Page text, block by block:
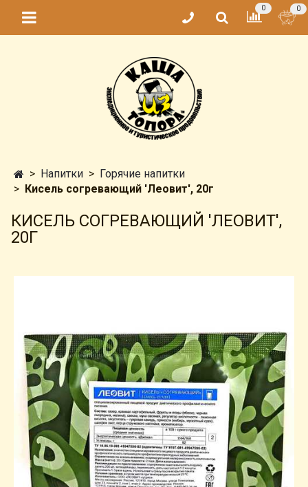
0 0
Напитки
Горячие напитки
Кисель согревающий 'Леовит', 20г
КИСЕЛЬ СОГРЕВАЮЩИЙ 'ЛЕОВИТ',
20Г